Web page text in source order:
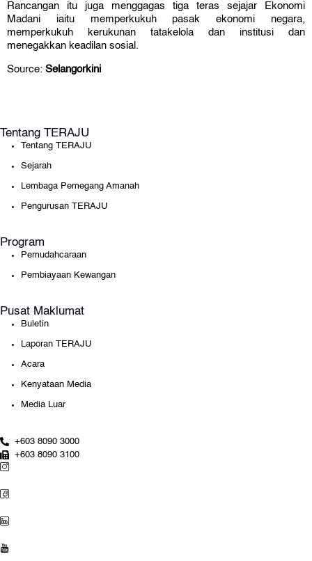
Rancangan itu juga menggagas tiga teras sejajar Ekonomi
Madani iaitu memperkukuh pasak ekonomi negara,
memperkukuh kerukunan tatakelola dan institusi dan
menegakkan keadilan sosial.
Source: Selangorkini
Tentang TERAJU
Tentang TERAJU
Sejarah
Lembaga Pemegang Amanah
Pengurusan TERAJU
Program
Pemudahcaraan
Pembiayaan Kewangan
Pusat Maklumat
Buletin
Laporan TERAJU
Acara
Kenyataan Media
Media Luar
+603 8090 3000
+603 8090 3100